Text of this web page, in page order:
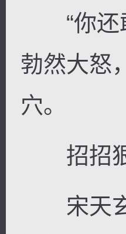
“你还敢
勃然大怒
穴。
招招狠
宋天玄